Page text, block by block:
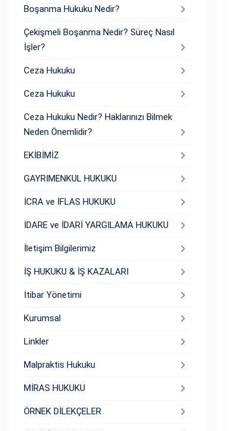
Boşanma Hukuku Nedir?
Çekişmeli Boşanma Nedir? Süreç Nasıl
İşler?
Ceza Hukuku
Ceza Hukuku
Ceza Hukuku Nedir? Haklarınızı Bilmek
Neden Önemlidir?
EKİBİMİZ
GAYRIMENKUL HUKUKU
İCRA ve İFLAS HUKUKU
İDARE ve İDARİ YARGILAMA HUKUKU
İletişim Bilgilerimiz
İŞ HUKUKU & İŞ KAZALARI
İtibar Yönetimi
Kurumsal
Linkler
Malpraktis Hukuku
MİRAS HUKUKU
ÖRNEK DİLEKÇELER